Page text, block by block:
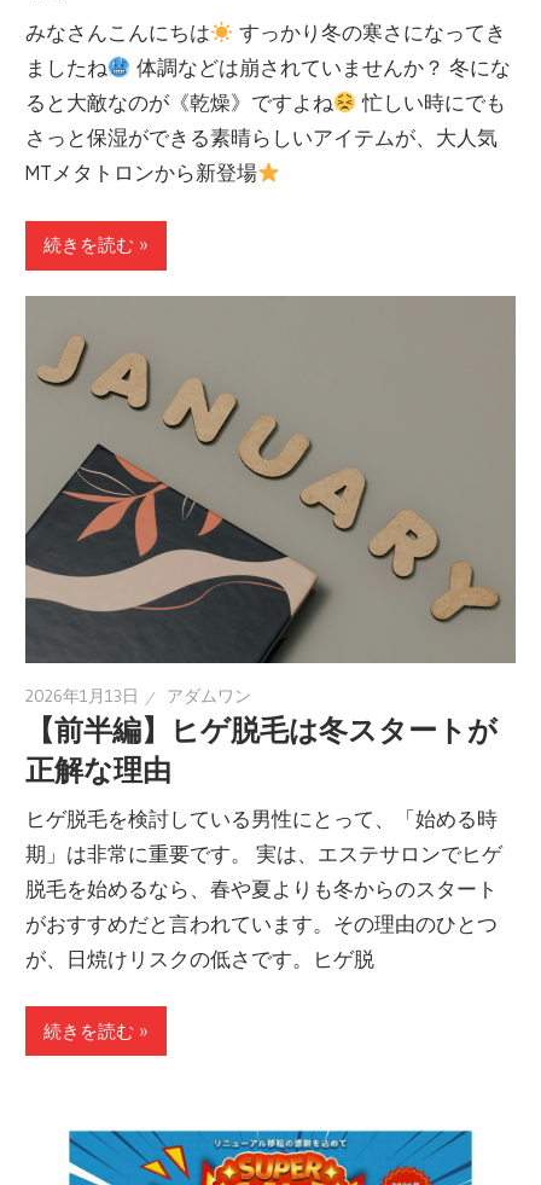
みなさんこんにちは
すっかり冬の寒さになってき
ましたね
体調などは崩されていませんか？ 冬にな
ると大敵なのが《乾燥》ですよね
忙しい時にでも
さっと保湿ができる素晴らしいアイテムが、大人気
MTメタトロンから新登場
続きを読む »
2026年1月13日 アダムワン
【前半編】ヒゲ脱毛は冬スタートが
正解な理由
ヒゲ脱毛を検討している男性にとって、「始める時
期」は非常に重要です。 実は、エステサロンでヒゲ
脱毛を始めるなら、春や夏よりも冬からのスタート
がおすすめだと言われています。その理由のひとつ
が、日焼けリスクの低さです。ヒゲ脱
続きを読む »